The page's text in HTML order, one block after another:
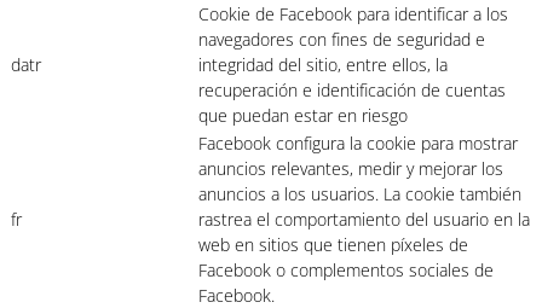
datr
Cookie de Facebook para identificar a los
navegadores con fines de seguridad e
integridad del sitio, entre ellos, la
recuperación e identificación de cuentas
que puedan estar en riesgo
fr
Facebook configura la cookie para mostrar
anuncios relevantes, medir y mejorar los
anuncios a los usuarios. La cookie también
rastrea el comportamiento del usuario en la
web en sitios que tienen píxeles de
Facebook o complementos sociales de
Facebook.